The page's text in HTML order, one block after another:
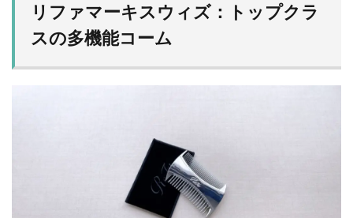
リファマーキスウィズ：トップクラ
スの多機能コーム